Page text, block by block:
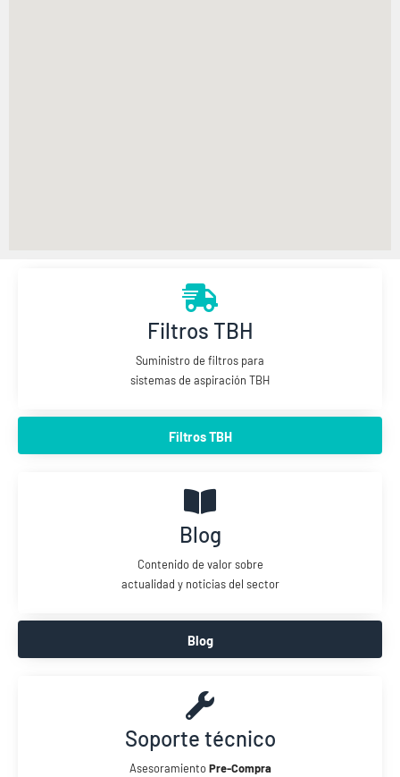
Filtros TBH
Suministro de filtros para
sistemas de aspiración TBH
Filtros TBH
Blog
Contenido de valor sobre
actualidad y noticias del sector
Blog
Soporte técnico
AsesoramientoPre-Compra